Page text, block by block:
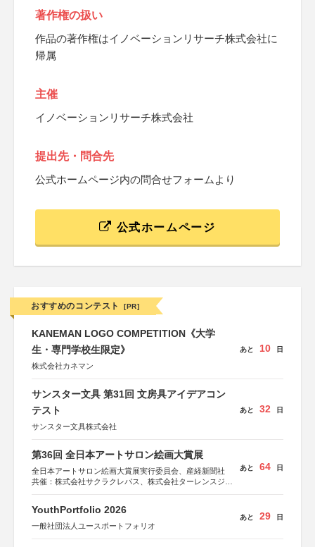
著作権の扱い
作品の著作権はイノベーションリサーチ株式会社に
帰属
主催
イノベーションリサーチ株式会社
提出先・問合先
公式ホームページ内の問合せフォームより
公式ホームページ
おすすめのコンテスト [PR]
KANEMAN LOGO COMPETITION《大学
生・専門学校生限定》
株式会社カネマン
あと 10 日
サンスター文具 第31回 文房具アイデアコン
テスト
サンスター文具株式会社
あと 32 日
第36回 全日本アートサロン絵画大賞展
全日本アートサロン絵画大賞展実行委員会、産経新聞社
共催：株式会社サクラクレパス、株式会社ターレンスジャ
あと 64 日
YouthPortfolio 2026
一般社団法人ユースポートフォリオ
あと 29 日